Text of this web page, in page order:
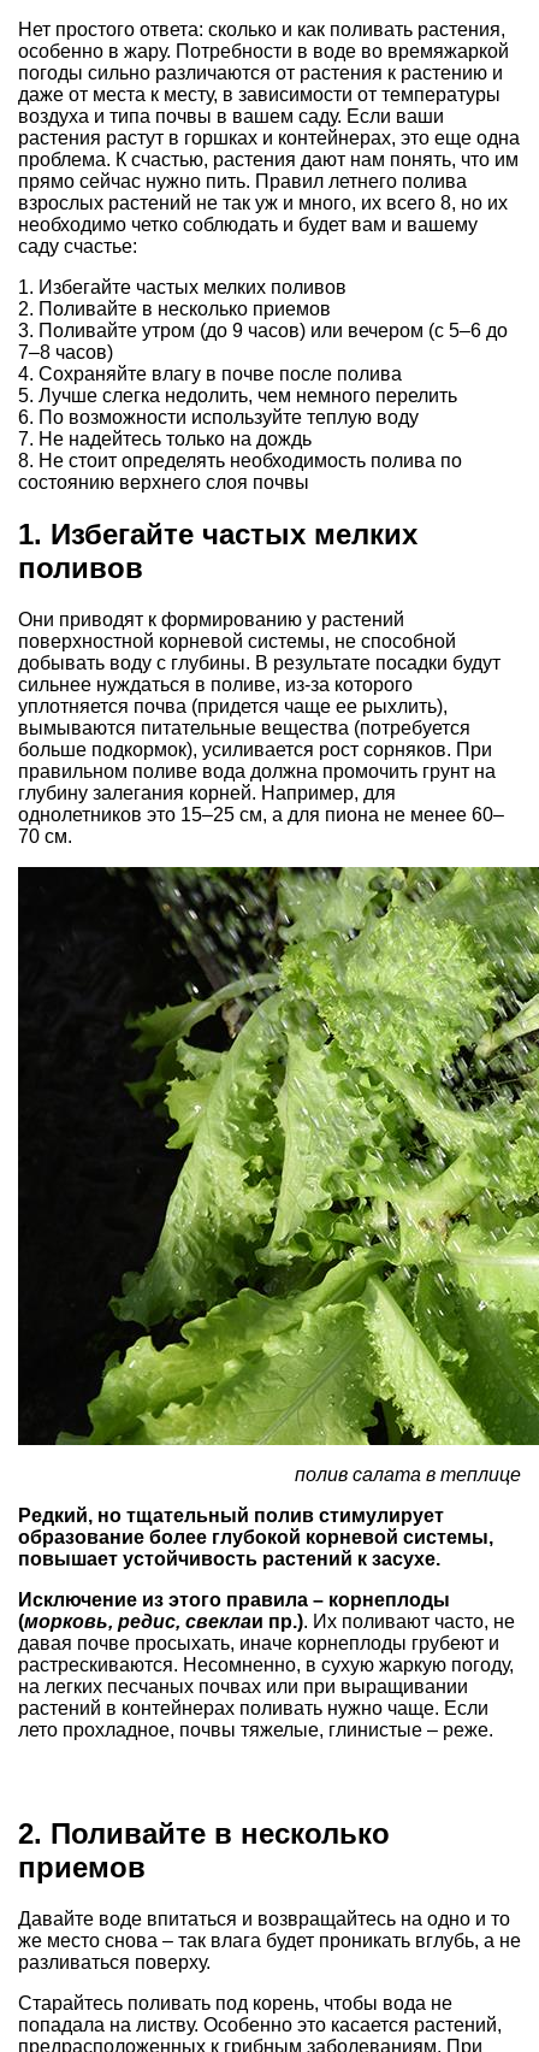
Нет простого ответа: сколько и как поливать растения,
особенно в жару. Потребности в воде во времяжаркой
погоды сильно различаются от растения к растению и
даже от места к месту, в зависимости от температуры
воздуха и типа почвы в вашем саду. Если ваши
растения растут в горшках и контейнерах, это еще одна
проблема. К счастью, растения дают нам понять, что им
прямо сейчас нужно пить. Правил летнего полива
взрослых растений не так уж и много, их всего 8, но их
необходимо четко соблюдать и будет вам и вашему
саду счастье:
1. Избегайте частых мелких поливов
2. Поливайте в несколько приемов
3. Поливайте утром (до 9 часов) или вечером (с 5–6 до
7–8 часов)
4. Сохраняйте влагу в почве после полива
5. Лучше слегка недолить, чем немного перелить
6. По возможности используйте теплую воду
7. Не надейтесь только на дождь
8. Не стоит определять необходимость полива по
состоянию верхнего слоя почвы
1. Избегайте частых мелких
поливов
Они приводят к формированию у растений
поверхностной корневой системы, не способной
добывать воду с глубины. В результате посадки будут
сильнее нуждаться в поливе, из-за которого
уплотняется почва (придется чаще ее рыхлить),
вымываются питательные вещества (потребуется
больше подкормок), усиливается рост сорняков. При
правильном поливе вода должна промочить грунт на
глубину залегания корней. Например, для
однолетников это 15–25 см, а для пиона не менее 60–
70 см.
полив салата в теплице
Редкий, но тщательный полив стимулирует
образование более глубокой корневой системы,
повышает устойчивость растений к засухе.
Исключение из этого правила – корнеплоды
(морковь, редис, свеклаи пр.). Их поливают часто, не
давая почве просыхать, иначе корнеплоды грубеют и
растрескиваются. Несомненно, в сухую жаркую погоду,
на легких песчаных почвах или при выращивании
растений в контейнерах поливать нужно чаще. Если
лето прохладное, почвы тяжелые, глинистые – реже.
2. Поливайте в несколько
приемов
Давайте воде впитаться и возвращайтесь на одно и то
же место снова – так влага будет проникать вглубь, а не
разливаться поверху.
Старайтесь поливать под корень, чтобы вода не
попадала на листву. Особенно это касается растений,
предрасположенных к грибным заболеваниям. При